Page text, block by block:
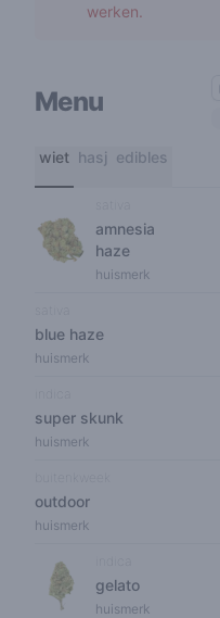
werken.
Menu
wiet hasj edibles
amnesia
haze
huismerk
blue haze
huismerk
super skunk
huismerk
outdoor
huismerk
gelato
huismerk